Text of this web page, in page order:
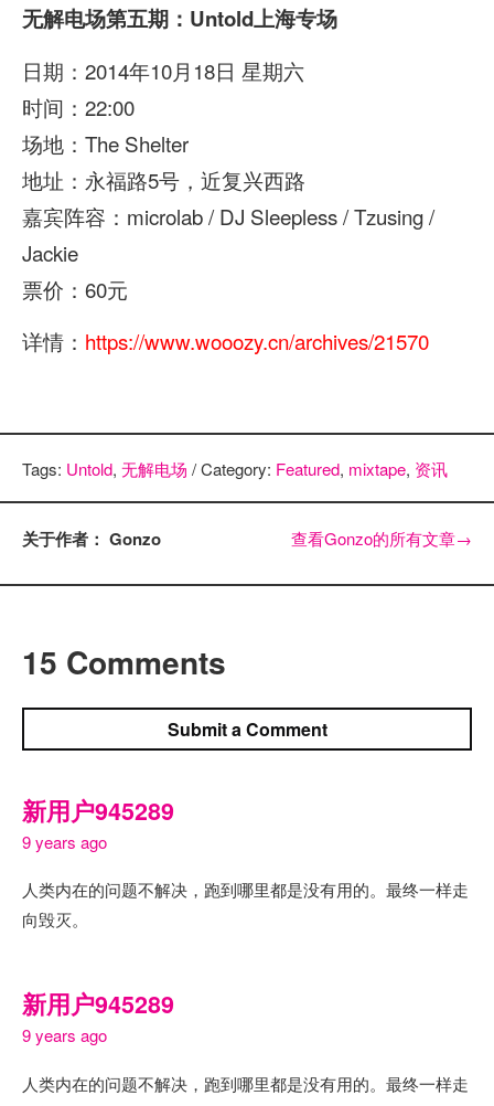
无解电场第五期： Untold上海专场
日期：2014年10月18日 星期六
时间：22:00
场地：The Shelter
地址：永福路5号，近复兴西路
嘉宾阵容：microlab / DJ Sleepless / Tzusing /
Jackie
票价：60元
详情： https://www.wooozy.cn/archives/21570
Tags: Untold, 无解电场 / Category: Featured, mixtape, 资讯
关于作者： Gonzo 查看Gonzo的所有文章→
15 Comments
Submit a Comment
新用户945289
9 years ago
人类内在的问题不解决，跑到哪里都是没有用的。最终一样走
向毁灭。
新用户945289
9 years ago
人类内在的问题不解决，跑到哪里都是没有用的。最终一样走